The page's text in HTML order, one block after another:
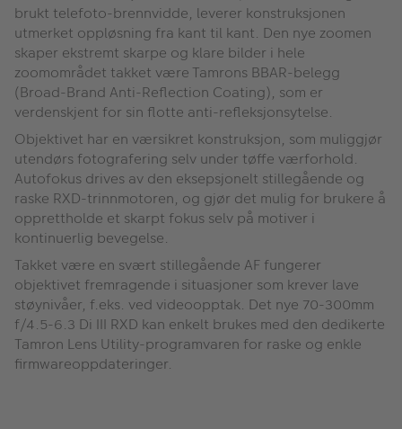
brukt telefoto-brennvidde, leverer konstruksjonen
utmerket oppløsning fra kant til kant. Den nye zoomen
skaper ekstremt skarpe og klare bilder i hele
zoomområdet takket være Tamrons BBAR-belegg
(Broad-Brand Anti-Reflection Coating), som er
verdenskjent for sin flotte anti-refleksjonsytelse.
Objektivet har en værsikret konstruksjon, som muliggjør
utendørs fotografering selv under tøffe værforhold.
Autofokus drives av den eksepsjonelt stillegående og
raske RXD-trinnmotoren, og gjør det mulig for brukere å
opprettholde et skarpt fokus selv på motiver i
kontinuerlig bevegelse.
Takket være en svært stillegående AF fungerer
objektivet fremragende i situasjoner som krever lave
støynivåer, f.eks. ved videoopptak. Det nye 70-300mm
f/4.5-6.3 Di III RXD kan enkelt brukes med den dedikerte
Tamron Lens Utility-programvaren for raske og enkle
firmwareoppdateringer.